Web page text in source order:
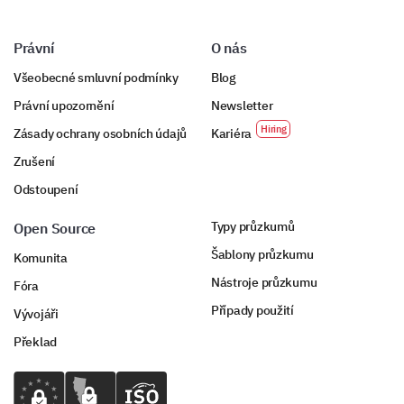
Právní
Všeobecné smluvní podmínky
Právní upozornění
Zásady ochrany osobních údajů
Zrušení
Odstoupení
O nás
Blog
Newsletter
Kariéra
Open Source
Komunita
Fóra
Vývojáři
Překlad
Typy průzkumů
Šablony průzkumu
Nástroje průzkumu
Případy použití